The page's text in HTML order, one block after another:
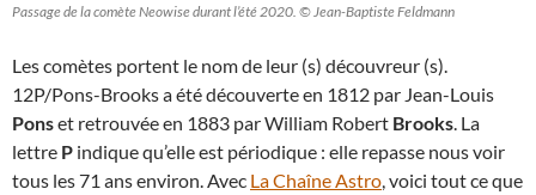
Passage de la comète Neowise durant l’été 2020. © Jean-Baptiste Feldmann
Les comètes portent le nom de leur (s) découvreur (s).
12P/Pons-Brooks a été découverte en 1812 par Jean-Louis
Ponset retrouvée en 1883 par William Robert Brooks . La
lettre P indique qu’elle est périodique : elle repasse nous voir
tous les 71 ans environ. Avec La Chaîne Astro , voici tout ce que